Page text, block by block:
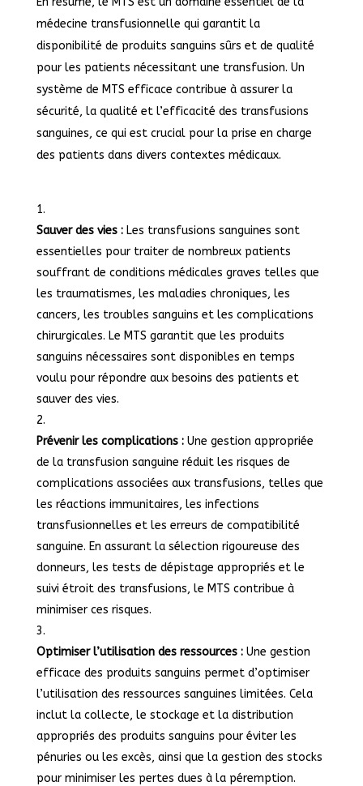
médecine transfusionnelle qui garantit la
disponibilité de produits sanguins sûrs et de qualité
pour les patients nécessitant une transfusion. Un
système de MTS efficace contribue à assurer la
sécurité, la qualité et l’efficacité des transfusions
sanguines, ce qui est crucial pour la prise en charge
des patients dans divers contextes médicaux.
Sauver des vies :Les transfusions sanguines sont
essentielles pour traiter de nombreux patients
souffrant de conditions médicales graves telles que
les traumatismes, les maladies chroniques, les
cancers, les troubles sanguins et les complications
chirurgicales. Le MTS garantit que les produits
sanguins nécessaires sont disponibles en temps
voulu pour répondre aux besoins des patients et
sauver des vies.
Prévenir les complications :Une gestion appropriée
de la transfusion sanguine réduit les risques de
complications associées aux transfusions, telles que
les réactions immunitaires, les infections
transfusionnelles et les erreurs de compatibilité
sanguine. En assurant la sélection rigoureuse des
donneurs, les tests de dépistage appropriés et le
suivi étroit des transfusions, le MTS contribue à
minimiser ces risques.
Optimiser l’utilisation des ressources :Une gestion
efficace des produits sanguins permet d’optimiser
l’utilisation des ressources sanguines limitées. Cela
inclut la collecte, le stockage et la distribution
appropriés des produits sanguins pour éviter les
pénuries ou les excès, ainsi que la gestion des stocks
pour minimiser les pertes dues à la péremption.